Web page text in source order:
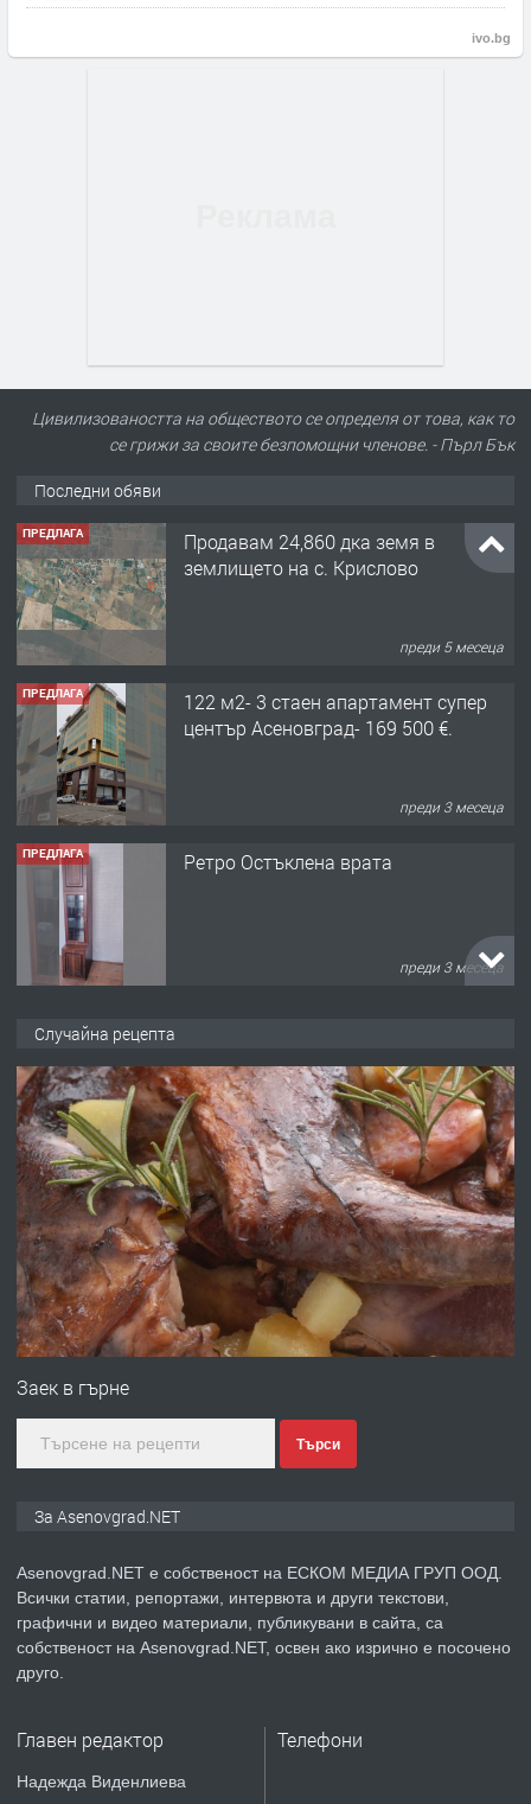
ivo.bg
Цивилизоваността на обществото се определя от това, как то
се грижи за своите безпомощни членове. - Пърл Бък
Последни обяви
ПРЕДЛАГА
Продавам 24,860 дка земя в
землището на с. Крислово
преди 5 месеца
ПРЕДЛАГА
122 м2- 3 стаен апартамент супер
център Асеновград- 169 500 €.
преди 3 месеца
ПРЕДЛАГА Ретро Остъклена врата
преди 3 месеца
преди 10 месеца
ПРЕДЛАГА
Професионална броячна машина -
със сертификат от ЕЦБ
преди 1 година
ПРЕДЛАГА
Професионална зеленчукорезачка
преди 2 години
ПРЕДЛАГА
Давам индивидуалани уроци по
Случайна рецепта
Заек в гърне
Търси
За Asenovgrad.NET
Asenovgrad.NET е собственост на ЕСКОМ МЕДИА ГРУП ООД.
Всички статии, репортажи, интервюта и други текстови,
графични и видео материали, публикувани в сайта, са
собственост на Asenovgrad.NET, освен ако изрично е посочено
друго.
Главен редактор
Надежда Виденлиева
Телефони